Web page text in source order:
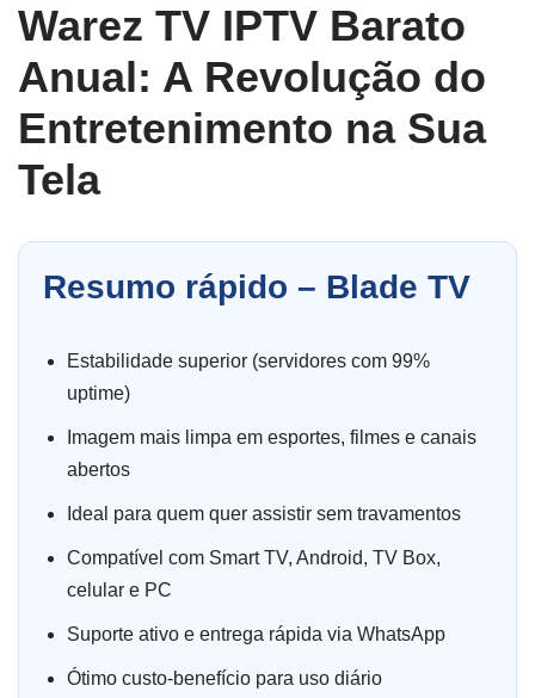
Warez TV IPTV Barato
Anual: A Revolução do
Entretenimento na Sua
Tela
Resumo rápido – Blade TV
Estabilidade superior (servidores com 99%
uptime)
Imagem mais limpa em esportes, filmes e canais
abertos
Ideal para quem quer assistir sem travamentos
Compatível com Smart TV, Android, TV Box,
celular e PC
Suporte ativo e entrega rápida via WhatsApp
Ótimo custo-benefício para uso diário